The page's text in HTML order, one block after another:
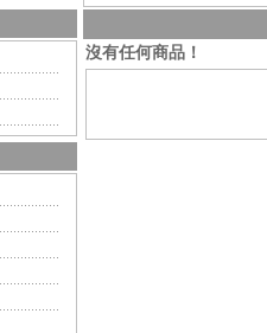
沒有任何商品！